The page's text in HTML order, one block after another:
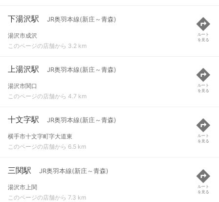
下湯沢駅 JR奥羽本線(新庄～青森)
湯沢市成沢
このページの店舗から 3.2 km
ルート
を見る
上湯沢駅 JR奥羽本線(新庄～青森)
湯沢市関口
このページの店舗から 4.7 km
ルート
を見る
十文字駅 JR奥羽本線(新庄～青森)
横手市十文字町字大道東
このページの店舗から 6.5 km
ルート
を見る
三関駅 JR奥羽本線(新庄～青森)
湯沢市上関
このページの店舗から 7.3 km
ルート
を見る